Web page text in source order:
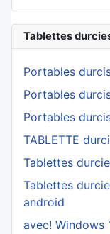
Tablettes
Portables
Portables
Portables
TABLETTE
Tablettes
Tablettes
android
avec! Windows